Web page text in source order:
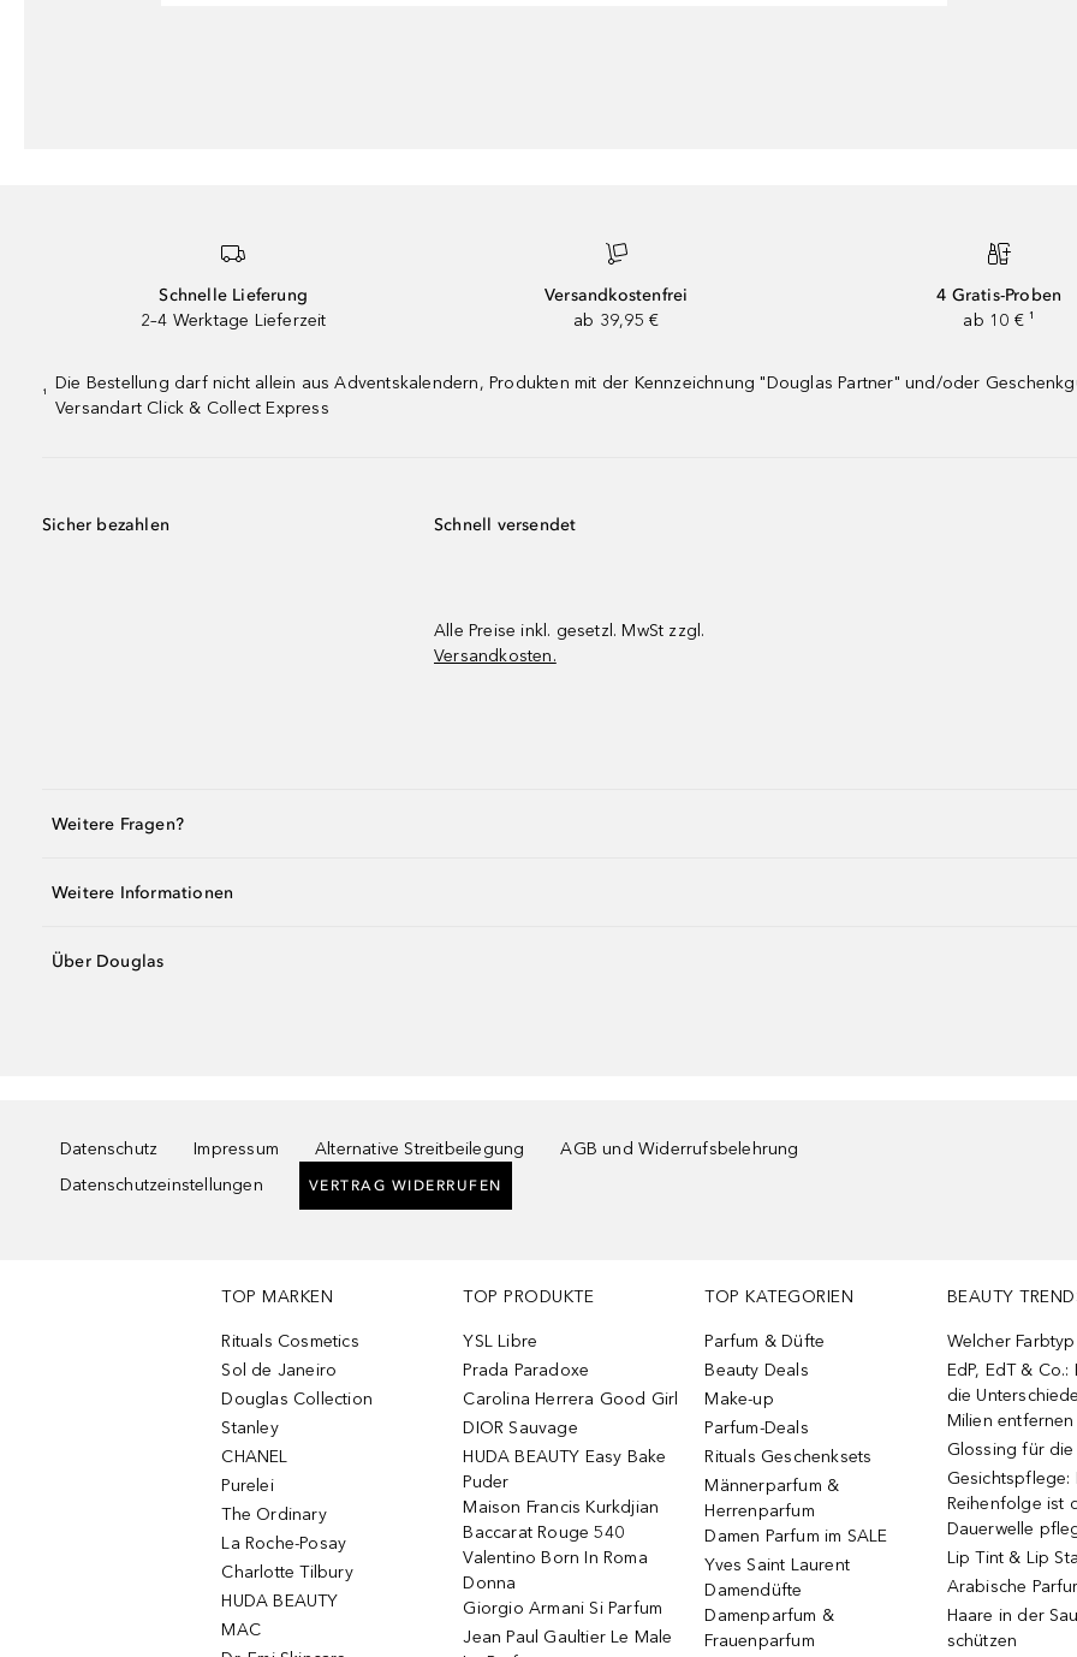
Schnelle Lieferung
2–4 Werktage Lieferzeit
Versandkostenfrei
ab 39,95 €
4 Gratis-Proben
ab 10 € ¹
¹
Die Bestellung darf nicht allein aus Adventskalendern, Produkten mit der Kennzeichnung "Douglas Partner" und/oder
Versandart Click & Collect Express
Sicher bezahlen Schnell versendet
Alle Preise inkl. gesetzl. MwSt zzgl.
Versandkosten.
Weitere Fragen?
Weitere Informationen
Über Douglas
Datenschutz Impressum Alternative Streitbeilegung
AGB und Widerrufsbelehrung
Datenschutzeinstellungen
VERTRAG WIDERRUFEN
TOP MARKEN
Rituals Cosmetics
Sol de Janeiro
Douglas Collection
Stanley
CHANEL
Purelei
The Ordinary
La Roche-Posay
Charlotte Tilbury
HUDA BEAUTY
MAC
TOP PRODUKTE
YSL Libre
Prada Paradoxe
Carolina Herrera Good Girl
DIOR Sauvage
HUDA BEAUTY Easy Bake
Puder
Maison Francis Kurkdjian
Baccarat Rouge 540
Valentino Born In Roma
Donna
Giorgio Armani Si Parfum
Jean Paul Gaultier Le Male
TOP KATEGORIEN
Parfum & Düfte
Beauty Deals
Make-up
Parfum-Deals
Rituals Geschenksets
Männerparfum &
Herrenparfum
Damen Parfum im SALE
Yves Saint Laurent
Damendüfte
Damenparfum &
Frauenparfum
BEAUTY
Welcher
EdP, EdT &
die
Milien entfernen
Glossing für die
Gesichtspflege:
Reihenfolge ist
Dauerwelle
Lip Tint & Lip
Arabische
Haare in der
schützen